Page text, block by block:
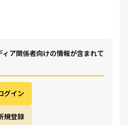
ィア関係者向けの情報が含まれて
グイン
規登録